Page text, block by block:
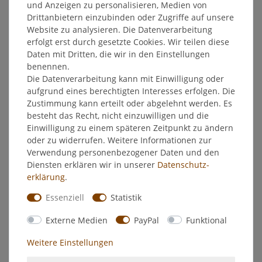
Wuxal Eisendünger.
Produktdetails von MANNA®
Rhododendrondünger
MANNA® Rhododendrondünger ist ein Volldünger für
Rhododendron. Durch seinen Anteil an humusbildenden
Bestandteilen (49 % organischer Herkunft) wirkt er
bodenverbessernd und regt das Bodenleben an und schafft
dadurch eine lockere, leistungsfähige Bodenstruktur. Durch
die Kombination verschiedener Stickstoffformen wirkt
MANNA® Rhododendrondünger zum Teil sofort, aber
überwiegend lang anhaltend. Damit ist eine Versorgung der
Rhododendronpflanzen über einen langen Zeitraum
gewährleistet. Die Bestandteile werden in Abhängigkeit von
Temperatur, Feuchtigkeit und Aktivität des Bodenlebens,
entsprechend dem Bedarf der Pflanzen freigesetzt. Der
Carbamidstickstoff vor und bewirkt bei regelmäßiger
direkten Umkreis der Wurzeln und kann damit die
und Anzeigen zu personalisieren, Medien von
Drittanbietern einzubinden oder Zugriffe auf unsere
Website zu analysieren. Die Datenverarbeitung
erfolgt erst durch gesetzte Cookies. Wir teilen diese
Daten mit Dritten, die wir in den Einstellungen
benennen.
Die Datenverarbeitung kann mit Einwilligung oder
aufgrund eines berechtigten Interesses erfolgen. Die
Zustimmung kann erteilt oder abgelehnt werden. Es
besteht das Recht, nicht einzuwilligen und die
Einwilligung zu einem späteren Zeitpunkt zu ändern
oder zu widerrufen. Weitere Informationen zur
Verwendung personenbezogener Daten und den
Diensten erklären wir in unserer Daten­schutz­
erklärung.
Essenziell
Statistik
Externe Medien PayPal Funktional
Weitere Einstellungen